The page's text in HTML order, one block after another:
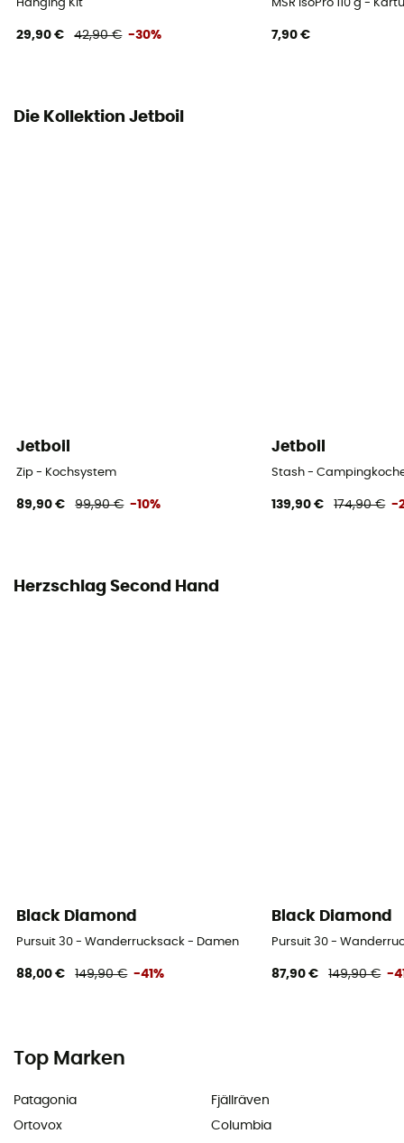
Hanging Kit
29,90 € 42,90 € -30%
MSR IsoPro 110 g -
7,90 €
Die Kollektion Jetboil
Jetboil
Zip - Kochsystem
89,90 € 99,90 € -10%
Jetboil
Stash -
139,90 € 174,90 € -
Herzschlag Second Hand
Black Diamond
Pursuit 30 - Wanderrucksack - Damen
88,00 € 149,90 € -41%
Black Diamond
Pursuit 30 -
87,90 € 149,90 € -
Top Marken
Patagonia
Ortovox
Fjällräven
Columbia